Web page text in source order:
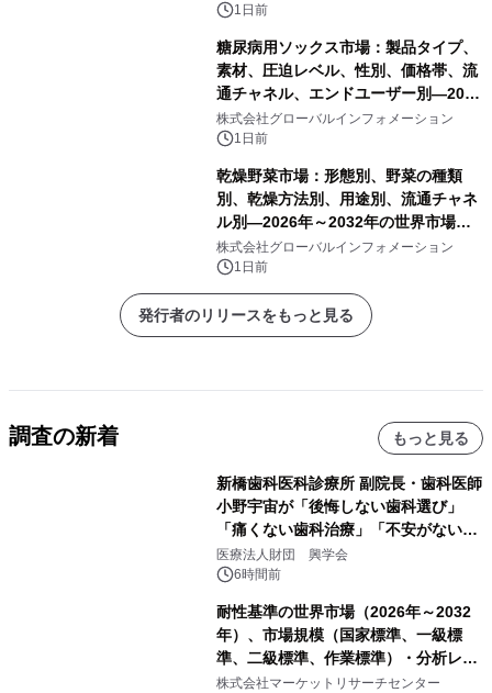
1日前
糖尿病用ソックス市場：製品タイプ、
素材、圧迫レベル、性別、価格帯、流
通チャネル、エンドユーザー別―2026
年～2032年の世界市場予測
株式会社グローバルインフォメーション
1日前
乾燥野菜市場：形態別、野菜の種類
別、乾燥方法別、用途別、流通チャネ
ル別―2026年～2032年の世界市場予
測
株式会社グローバルインフォメーション
1日前
発行者のリリースをもっと見る
調査の新着 もっと見る
新橋歯科医科診療所 副院長・歯科医師
小野宇宙が「後悔しない歯科選び」
「痛くない歯科治療」「不安がない治
療計画」をテーマに専門監修
医療法人財団 興学会
6時間前
耐性基準の世界市場（2026年～2032
年）、市場規模（国家標準、一級標
準、二級標準、作業標準）・分析レポ
ートを発表
株式会社マーケットリサーチセンター